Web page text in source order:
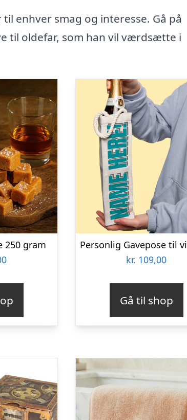
enhver smag og interesse. Gå på
til oldefar, som han vil værdsætte i
250 gram
kr. 109,00
Gå til shop